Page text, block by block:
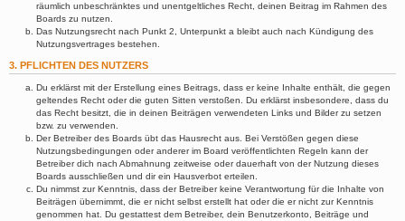
räumlich unbeschränktes und unentgeltliches Recht, deinen Beitrag im Rahmen des
Boards zu nutzen.
Das Nutzungsrecht nach Punkt 2, Unterpunkt a bleibt auch nach Kündigung des
Nutzungsvertrages bestehen.
3. PFLICHTEN DES NUTZERS
Du erklärst mit der Erstellung eines Beitrags, dass er keine Inhalte enthält, die gegen
geltendes Recht oder die guten Sitten verstoßen. Du erklärst insbesondere, dass du
das Recht besitzt, die in deinen Beiträgen verwendeten Links und Bilder zu setzen
bzw. zu verwenden.
Der Betreiber des Boards übt das Hausrecht aus. Bei Verstößen gegen diese
Nutzungsbedingungen oder anderer im Board veröffentlichten Regeln kann der
Betreiber dich nach Abmahnung zeitweise oder dauerhaft von der Nutzung dieses
Boards ausschließen und dir ein Hausverbot erteilen.
Du nimmst zur Kenntnis, dass der Betreiber keine Verantwortung für die Inhalte von
Beiträgen übernimmt, die er nicht selbst erstellt hat oder die er nicht zur Kenntnis
genommen hat. Du gestattest dem Betreiber, dein Benutzerkonto, Beiträge und